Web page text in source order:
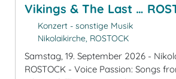
Vikings & The Last …
Konzert - sonstige Musik
Nikolaikirche, ROSTOCK
Samstag, 19. September 2026 -
ROSTOCK - Voice Passion: Songs